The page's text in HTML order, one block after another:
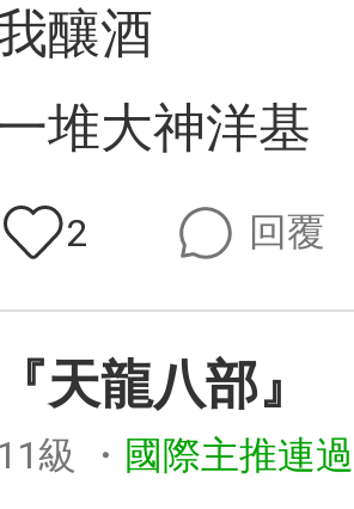
釀酒
堆大神洋基
2 回覆
『天龍八部』
11級 ・ 國際主推連